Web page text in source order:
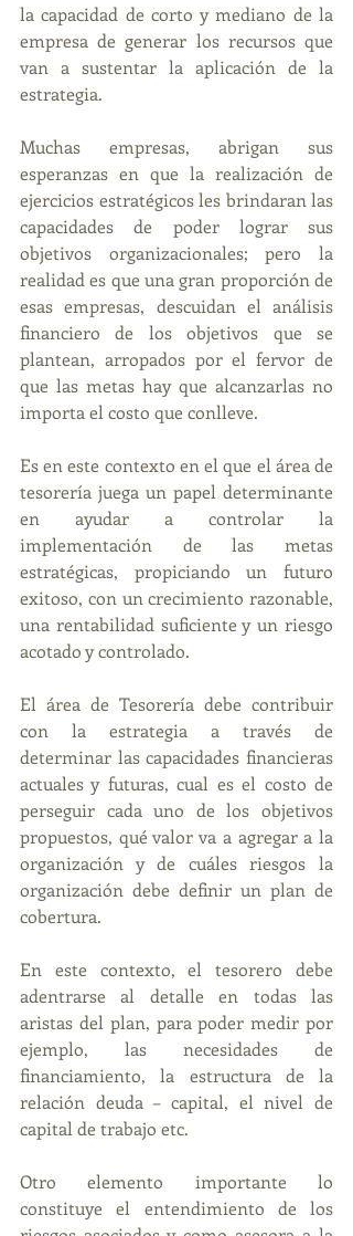
la capacidad de corto y mediano de la
empresa de generar los recursos que
van a sustentar la aplicación de la
estrategia.
Muchas empresas, abrigan sus
esperanzas en que la realización de
ejercicios estratégicos les brindaran las
capacidades de poder lograr sus
objetivos organizacionales; pero la
realidad es que una gran proporción de
esas empresas, descuidan el análisis
financiero de los objetivos que se
plantean, arropados por el fervor de
que las metas hay que alcanzarlas no
importa el costo que conlleve.
Es en este contexto en el que el área de
tesorería juega un papel determinante
en ayudar a controlar la
implementación de las metas
estratégicas, propiciando un futuro
exitoso, con un crecimiento razonable,
una rentabilidad suficiente y un riesgo
acotado y controlado.
El área de Tesorería debe contribuir
con la estrategia a través de
determinar las capacidades financieras
actuales y futuras, cual es el costo de
perseguir cada uno de los objetivos
propuestos, qué valor va a agregar a la
organización y de cuáles riesgos la
organización debe definir un plan de
cobertura.
En este contexto, el tesorero debe
adentrarse al detalle en todas las
aristas del plan, para poder medir por
ejemplo, las necesidades de
financiamiento, la estructura de la
relación deuda – capital, el nivel de
capital de trabajo etc.
Otro elemento importante lo
constituye el entendimiento de los